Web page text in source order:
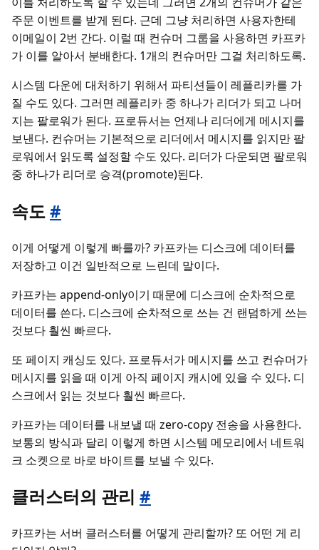
주문 이벤트를 받게 된다. 근데 그냥 처리하면 사용자한테
이메일이 2번 간다. 이럴 때 컨슈머 그룹을 사용하면 카프카
가 이를 알아서 분배한다. 1개의 컨슈머만 그걸 처리하도록.
시스템 다운에 대처하기 위해서 파티션들이 레플리카를 가
질 수도 있다. 그러면 레플리카 중 하나가 리더가 되고 나머
지는 팔로워가 된다. 프로듀서는 언제나 리더에게 메시지를
보낸다. 컨슈머는 기본적으로 리더에서 메시지를 읽지만 팔
로워에서 읽도록 설정할 수도 있다. 리더가 다운되면 팔로워
중 하나가 리더로 승격(promote)된다.
속도#
이게 어떻게 이렇게 빠를까? 카프카는 디스크에 데이터를
저장하고 이건 일반적으로 느린데 말이다.
카프카는 append-only이기 때문에 디스크에 순차적으로
데이터를 쓴다. 디스크에 순차적으로 쓰는 건 랜덤하게 쓰는
것보다 훨씬 빠르다.
또 페이지 캐싱도 있다. 프로듀서가 메시지를 쓰고 컨슈머가
메시지를 읽을 때 이게 아직 페이지 캐시에 있을 수 있다. 디
스크에서 읽는 것보다 훨씬 빠르다.
카프카는 데이터를 내보낼 때 zero-copy 전송을 사용한다.
보통의 방식과 달리 이렇게 하면 시스템 메모리에서 네트워
크 소켓으로 바로 바이트를 보낼 수 있다.
클러스터의 관리 #
카프카는 서버 클러스터를 어떻게 관리할까? 또 어떤 게 리